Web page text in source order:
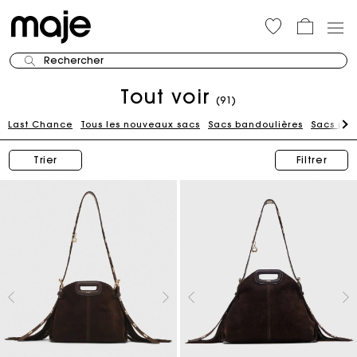
Rechercher
Tout voir (91)
Last Chance Tous les nouveaux sacs Sacs bandoulières Sacs
Trier Filtrer